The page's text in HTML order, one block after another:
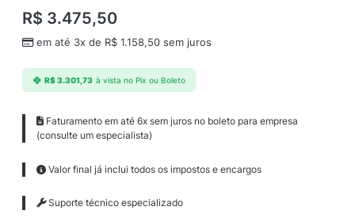
R$ 3.475,50
em até 3x de R$ 1.158,50 sem juros
R$3.301,73 à vista no Pix ou Boleto
Faturamento em até 6x sem juros no boleto para empresa
(consulte um especialista)
Valor final já inclui todos os impostos e encargos
Suporte técnico especializado